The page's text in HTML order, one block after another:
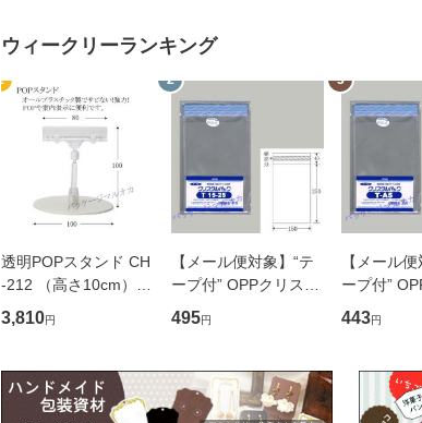
ウィークリーランキング
1
透明POPスタンド CH
-212 （高さ10cm） 1
0本
3,810円
2
【メール便対象】“テ
ープ付” OPPクリスタ
ルパック T15-25 OPP
袋 100枚 （1個口：
495円
3
【メール
ープ付”
ルパック
25) OPP
443円